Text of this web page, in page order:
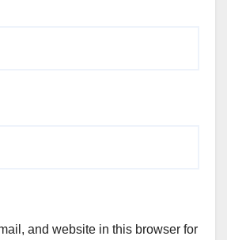
and website in this browser for